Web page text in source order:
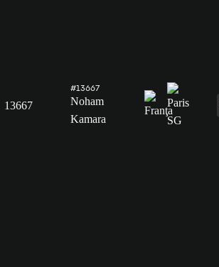
13667
#13667
Noham
Kamara